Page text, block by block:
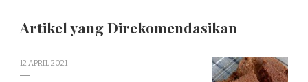
Artikel yang Direkomendasikan
12 APRIL 2021